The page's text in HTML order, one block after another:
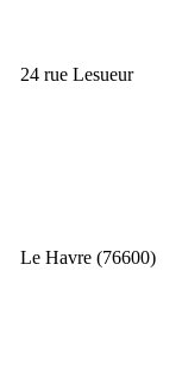
24 rue Lesueur
Le Havre (76600)